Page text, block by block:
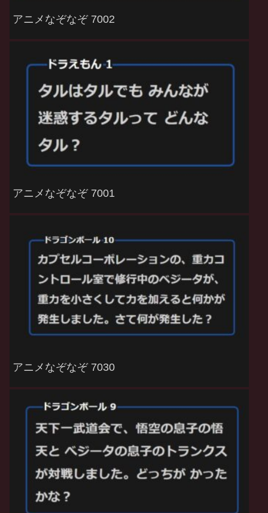
アニメなぞなぞ 7002
アニメなぞなぞ 7001
アニメなぞなぞ 7030